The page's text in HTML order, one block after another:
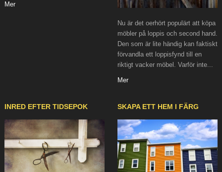
Mer
Nu är det oerhört populärt att köpa
möbler på loppis och second hand.
Den som är lite händig kan faktiskt
förvandla ett loppisfynd till en
riktigt vacker möbel. Varför inte...
Mer
INRED EFTER TIDSEPOK SKAPA ETT HEM I FÄRG